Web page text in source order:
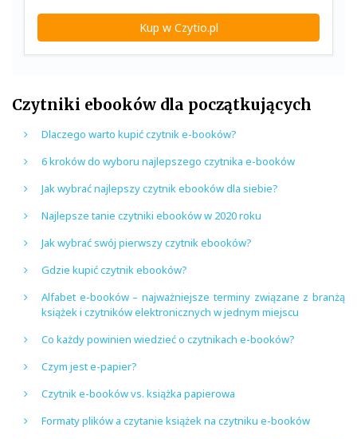
Kup w Czytio.pl
Czytniki ebooków dla początkujących
Dlaczego warto kupić czytnik e-booków?
6 kroków do wyboru najlepszego czytnika e-booków
Jak wybrać najlepszy czytnik ebooków dla siebie?
Najlepsze tanie czytniki ebooków w 2020 roku
Jak wybrać swój pierwszy czytnik ebooków?
Gdzie kupić czytnik ebooków?
Alfabet e-booków – najważniejsze terminy związane z branżą
książek i czytników elektronicznych w jednym miejscu
Co każdy powinien wiedzieć o czytnikach e-booków?
Czym jest e-papier?
Czytnik e-booków vs. książka papierowa
Formaty plików a czytanie książek na czytniku e-booków